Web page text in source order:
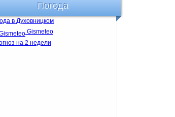
Погода
в Духовницком
Gismeteo
на 2 недели